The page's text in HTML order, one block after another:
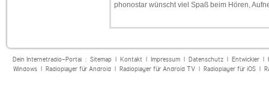
phonostar wünscht viel Spaß beim Hören,
Dein Internetradio-Portal : Sitemap| Kontakt| Impressum| Datenschutz| Entwickler|
Windows| Radioplayer für Android| Radioplayer für Android TV| Radioplayer für iOS|